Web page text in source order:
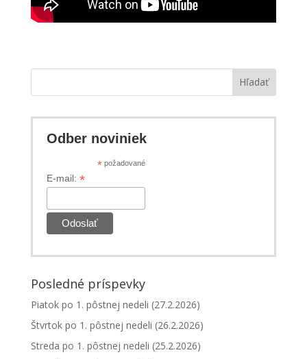
Hľadať
Odber noviniek
*požadované
E-mail: *
Posledné príspevky
Piatok po 1. pôstnej nedeli (27.2.2026)
Štvrtok po 1. pôstnej nedeli (26.2.2026)
Streda po 1. pôstnej nedeli (25.2.2026)